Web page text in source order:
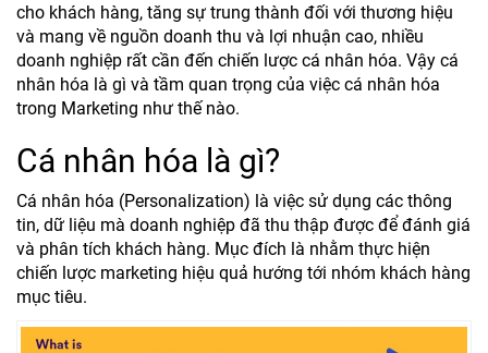
cho khách hàng, tăng sự trung thành đối với thương hiệu
và mang về nguồn doanh thu và lợi nhuận cao, nhiều
doanh nghiệp rất cần đến chiến lược cá nhân hóa. Vậy cá
nhân hóa là gì và tầm quan trọng của việc cá nhân hóa
trong Marketing như thế nào.
Cá nhân hóa là gì?
Cá nhân hóa (Personalization) là việc sử dụng các thông
tin, dữ liệu mà doanh nghiệp đã thu thập được để đánh giá
và phân tích khách hàng. Mục đích là nhằm thực hiện
chiến lược marketing hiệu quả hướng tới nhóm khách hàng
mục tiêu.